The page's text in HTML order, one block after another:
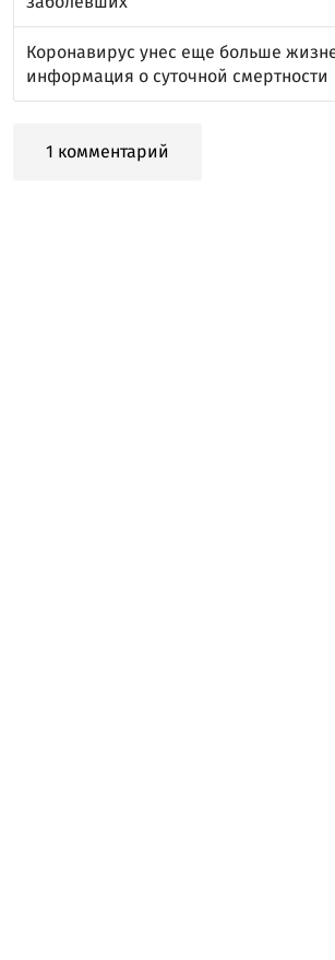
Коронавирус унес еще больше
информация о суточной смертности
1 комментарий